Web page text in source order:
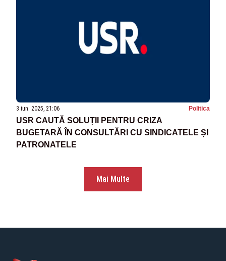
3 iun. 2025, 21:06 Politica
USR CAUTĂ SOLUȚII PENTRU CRIZA
BUGETARĂ ÎN CONSULTĂRI CU SINDICATELE ȘI
PATRONATELE
Mai Multe